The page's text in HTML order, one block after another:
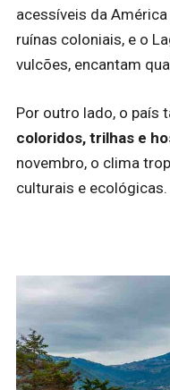
acessíveis da
ruínas coloniais, e o
vulcões, encantam
Por outro lado, o país
coloridos, trilhas e
novembro, o clima
culturais e ecológicas.